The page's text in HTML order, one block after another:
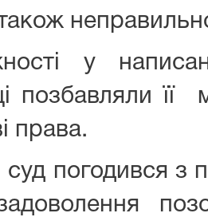
неправильно
у
позбавляли її
права.
суд погодився з